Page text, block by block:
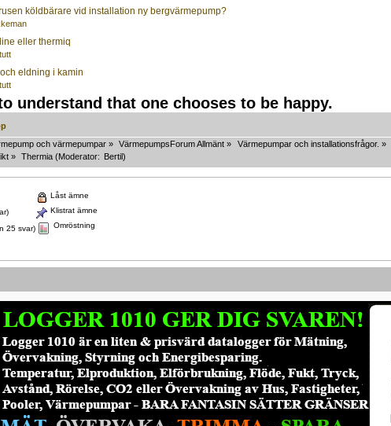
köldbärare vid installation ny bergvärmepump?
eller thermiq
eldning i kamin
understand that one chooses to be happy.
och värmepumpar » VärmepumpsForum Allmänt » Värmepumpar och installationsfrågor. »
» Thermia (Moderator: Bertil)
25 svar)
Låst ämne
Klistrat ämne
Omröstning